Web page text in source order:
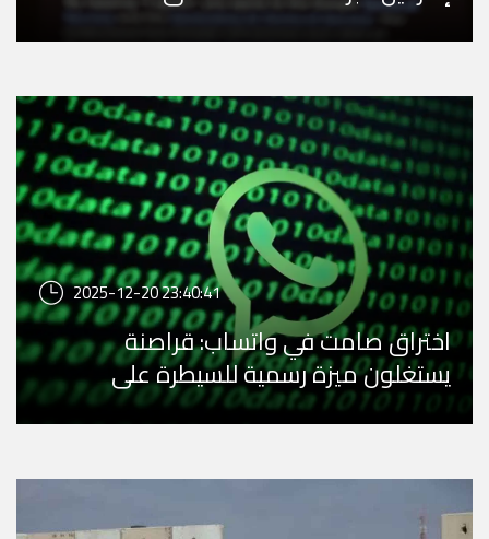
2025-12-20 23:40:41
اختراق صامت في واتساب: قراصنة
يستغلون ميزة رسمية للسيطرة على
الحسابات